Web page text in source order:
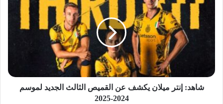
شاهد: إنتر ميلان يكشف عن القميص الثالث الجديد لموسم
2024-2025